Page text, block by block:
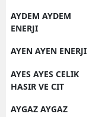
AYDEM AYDEM
ENERJI
AYEN AYEN ENERJI
AYES AYES CELIK
HASIR VE CIT
AYGAZ AYGAZ